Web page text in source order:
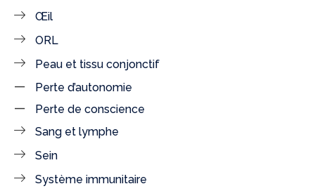
Œil
ORL
Peau et tissu conjonctif
Perte d’autonomie
Perte de conscience
Sang et lymphe
Sein
Système immunitaire